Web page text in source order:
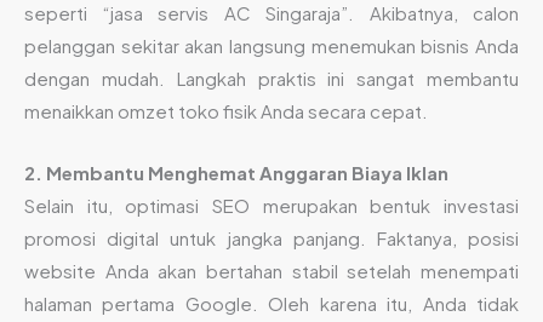
seperti “jasa servis AC Singaraja”. Akibatnya, calon
pelanggan sekitar akan langsung menemukan bisnis Anda
dengan mudah. Langkah praktis ini sangat membantu
menaikkan omzet toko fisik Anda secara cepat.
2. Membantu Menghemat Anggaran Biaya Iklan
Selain itu, optimasi SEO merupakan bentuk investasi
promosi digital untuk jangka panjang. Faktanya, posisi
website Anda akan bertahan stabil setelah menempati
halaman pertama Google. Oleh karena itu, Anda tidak